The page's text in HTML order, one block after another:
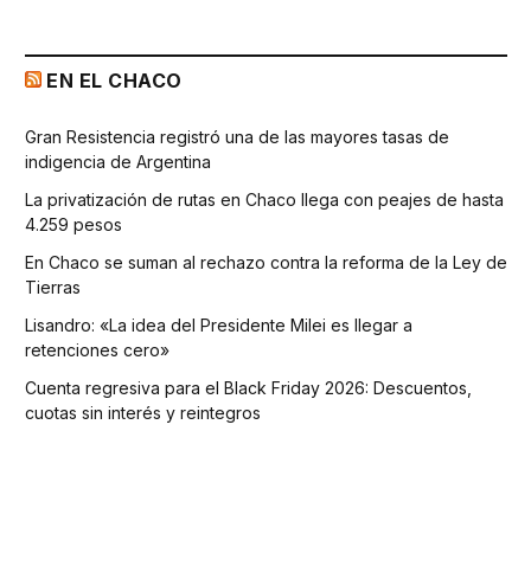
EN EL CHACO
Gran Resistencia registró una de las mayores tasas de
indigencia de Argentina
La privatización de rutas en Chaco llega con peajes de hasta
4.259 pesos
En Chaco se suman al rechazo contra la reforma de la Ley de
Tierras
Lisandro: «La idea del Presidente Milei es llegar a
retenciones cero»
Cuenta regresiva para el Black Friday 2026: Descuentos,
cuotas sin interés y reintegros